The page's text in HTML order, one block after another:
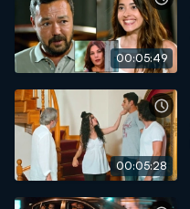
00:05:49
00:05:28